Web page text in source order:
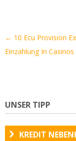
Artikel-
Navigation
← 10 Ecu Provision
Einzahlung In Casinos
UNSER TIPP
KREDIT